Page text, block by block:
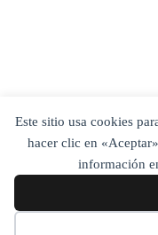
Este sitio usa cookies
hacer clic en
información